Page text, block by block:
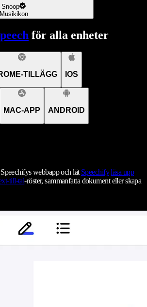
Snoop
Musikikon
för alla enheter
TILLÄGG IOS
MAC-APP ANDROID
webbapp och låt Speechify läsa upp
till-tal-röster, sammanfatta dokument eller skapa